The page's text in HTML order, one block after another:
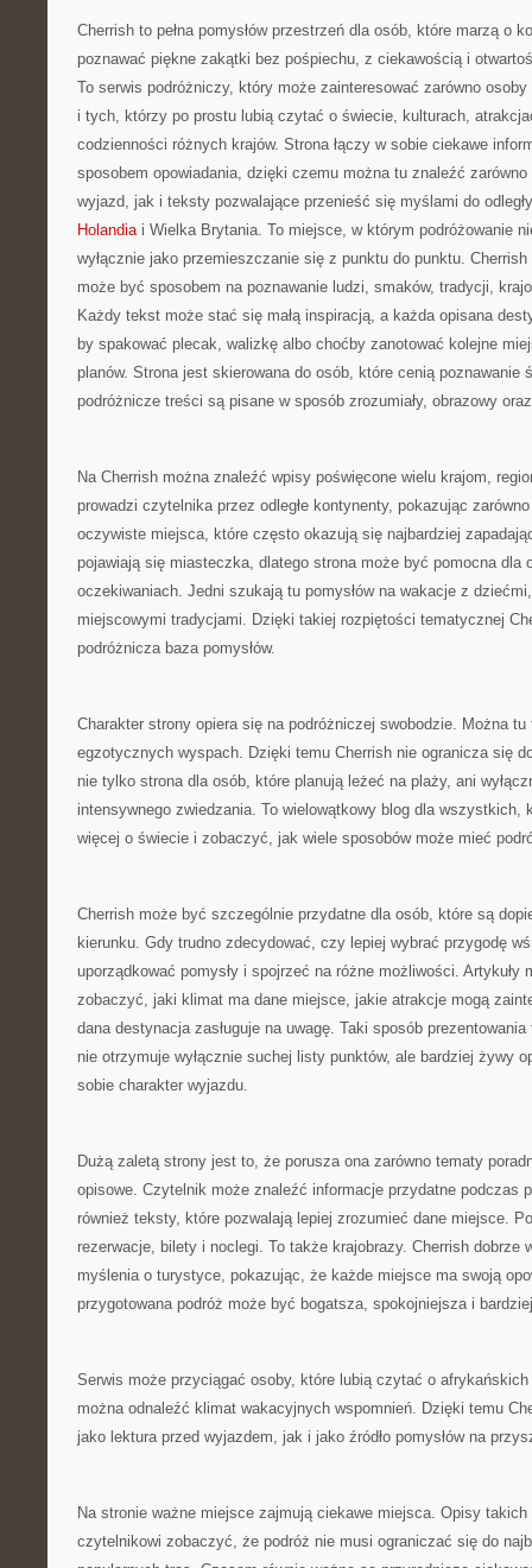
Cherrish to pełna pomysłów przestrzeń dla osób, które marzą o
poznawać piękne zakątki bez pośpiechu, z ciekawością i
To serwis podróżniczy, który może zainteresować zarówno
i tych, którzy po prostu lubią czytać o świecie, kulturach,
codzienności różnych krajów. Strona łączy w sobie ciekawe
sposobem opowiadania, dzięki czemu można tu znaleźć zarówno
wyjazd, jak i teksty pozwalające przenieść się myślami do
Holandiai Wielka Brytania. To miejsce, w którym podróżowanie
wyłącznie jako przemieszczanie się z punktu do punktu.
może być sposobem na poznawanie ludzi, smaków, tradycji,
Każdy tekst może stać się małą inspiracją, a każda opisana
by spakować plecak, walizkę albo choćby zanotować kolejne
planów. Strona jest skierowana do osób, które cenią poznawanie
podróżnicze treści są pisane w sposób zrozumiały, obrazowy
Na Cherrish można znaleźć wpisy poświęcone wielu krajom,
prowadzi czytelnika przez odległe kontynenty, pokazując
oczywiste miejsca, które często okazują się najbardziej
pojawiają się miasteczka, dlatego strona może być pomocna dla
oczekiwaniach. Jedni szukają tu pomysłów na wakacje z
miejscowymi tradycjami. Dzięki takiej rozpiętości tematycznej
podróżnicza baza pomysłów.
Charakter strony opiera się na podróżniczej swobodzie. Można
egzotycznych wyspach. Dzięki temu Cherrish nie ogranicza się
nie tylko strona dla osób, które planują leżeć na plaży, ani
intensywnego zwiedzania. To wielowątkowy blog dla wszystkich,
więcej o świecie i zobaczyć, jak wiele sposobów może mieć
Cherrish może być szczególnie przydatne dla osób, które są
kierunku. Gdy trudno zdecydować, czy lepiej wybrać przygodę
uporządkować pomysły i spojrzeć na różne możliwości. Artykuły
zobaczyć, jaki klimat ma dane miejsce, jakie atrakcje mogą
dana destynacja zasługuje na uwagę. Taki sposób
nie otrzymuje wyłącznie suchej listy punktów, ale bardziej żywy
sobie charakter wyjazdu.
Dużą zaletą strony jest to, że porusza ona zarówno tematy
opisowe. Czytelnik może znaleźć informacje przydatne podczas
również teksty, które pozwalają lepiej zrozumieć dane miejsce.
rezerwacje, bilety i noclegi. To także krajobrazy. Cherrish dobrze
myślenia o turystyce, pokazując, że każde miejsce ma swoją
przygotowana podróż może być bogatsza, spokojniejsza i
Serwis może przyciągać osoby, które lubią czytać o
można odnaleźć klimat wakacyjnych wspomnień. Dzięki temu
jako lektura przed wyjazdem, jak i jako źródło pomysłów na
Na stronie ważne miejsce zajmują ciekawe miejsca. Opisy
czytelnikowi zobaczyć, że podróż nie musi ograniczać się do